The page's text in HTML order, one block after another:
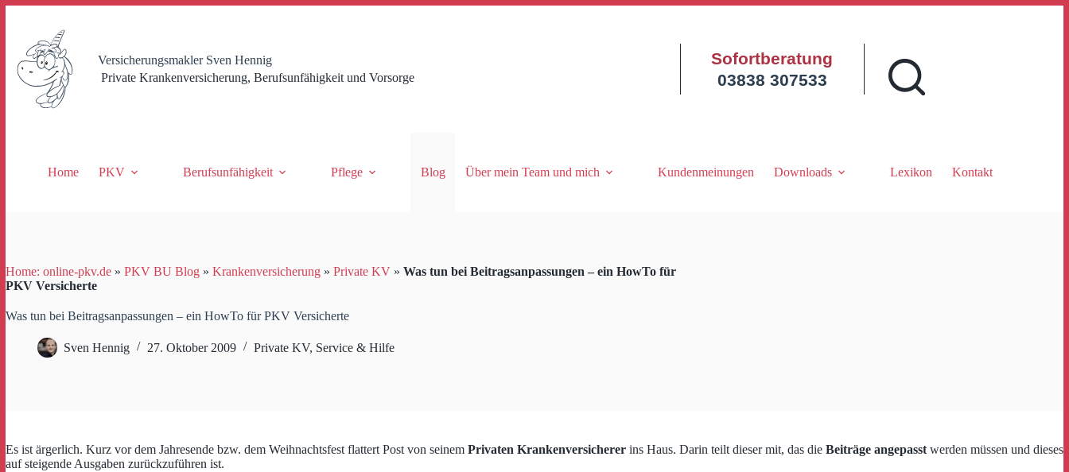
springen
Versicherungsmakler Sven Hennig
Private Krankenversicherung, Berufsunfähigkeit und Vorsorge
Sofortberatung
03838 307533
Home PKV Berufsunfähigkeit Pflege Blog Über mein Team und mich Kundenmeinungen Downloads Lexikon Kontakt
Home: online-pkv.de » PKV BU Blog » Krankenversicherung » Private KV » Was tun bei Beitragsanpassungen – ein HowTo für
PKV Versicherte
Was tun bei Beitragsanpassungen – ein HowTo für PKV Versicherte
Sven Hennig 27. Oktober 2009 Private KV, Service & Hilfe
Es ist ärgerlich. Kurz vor dem Jahresende bzw. dem Weihnachtsfest flattert Post von seinem Privaten Krankenversicherer ins Haus. Darin teilt dieser mit, das die Beiträge angepasst werden müssen und dieses
auf steigende Ausgaben zurückzuführen ist.